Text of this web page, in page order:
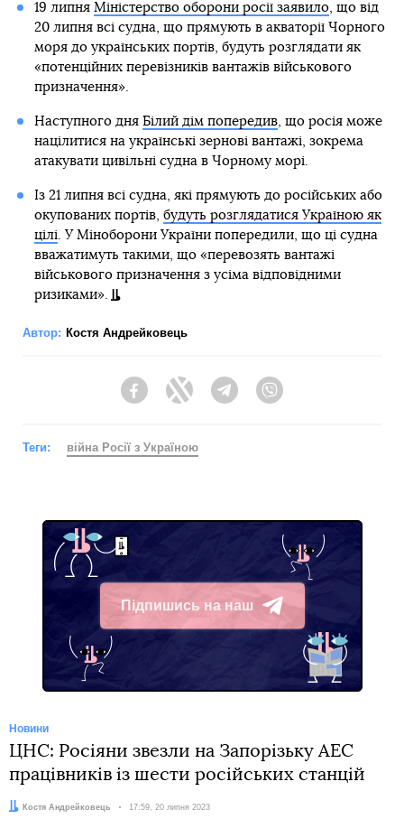
19 липня Міністерство оборони росії заявило, що від
20 липня всі судна, що прямують в акваторії Чорного
моря до українських портів, будуть розглядати як
«потенційних перевізників вантажів військового
призначення».
Наступного дня Білий дім попередив, що росія може
націлитися на українські зернові вантажі, зокрема
атакувати цивільні судна в Чорному морі.
Із 21 липня всі судна, які прямують до російських або
окупованих портів, будуть розглядатися Україною як
цілі. У Міноборони України попередили, що ці судна
вважатимуть такими, що «перевозять вантажі
військового призначення з усіма відповідними
ризиками».
Автор: Костя Андрейковець
FacebookTwitter Telegram
Теги: війна Росії з Україною
Підпишись на наш
Telegram
Новини
ЦНС: Росіяни звезли на Запорізьку АЕС
працівників із шести російських станцій
Автор:Костя Андрейковець Дата:
17:59, 20 липня 2023